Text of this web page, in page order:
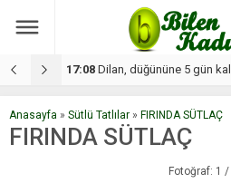
17:08 Dilan, düğününe 5 gün
Anasayfa » Sütlü Tatlılar » FIRINDA SÜTLAÇ
FIRINDA SÜTLAÇ
Fotoğraf: 1 /